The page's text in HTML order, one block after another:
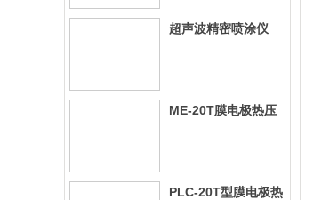
超声波精密喷涂仪
ME-20T膜电极热压
PLC-20T型膜电极热